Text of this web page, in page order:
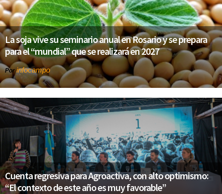
La soja vive su seminario anual en Rosario y se prepara
para el “mundial” que se realizará en 2027
Porinfocampo
Cuenta regresiva para Agroactiva, con alto optimismo:
“El contexto de este año es muy favorable”